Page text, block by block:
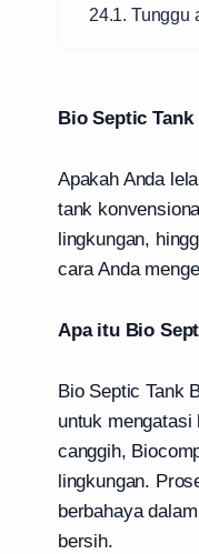
24.1. Tunggu
Bio Septic
Apakah Anda
tank
lingkungan,
cara Anda
Apa itu Bio
Bio Septic Tank
untuk
canggih,
lingkungan.
berbahaya
bersih.